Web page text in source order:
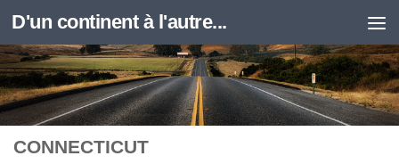
Skip to content
D'un continent à l'autre...
CONNECTICUT